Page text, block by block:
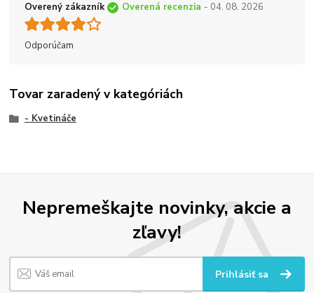
Overený zákazník Overená recenzia - 04. 08. 2026
Odporúčam
Tovar zaradený v kategóriách
- Kvetináče
Nepremeškajte novinky, akcie a
zľavy!
Prihlásiť sa